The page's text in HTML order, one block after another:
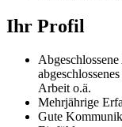
Ihr Profil
Arbeit o.ä.
Mehrjährige
Gute